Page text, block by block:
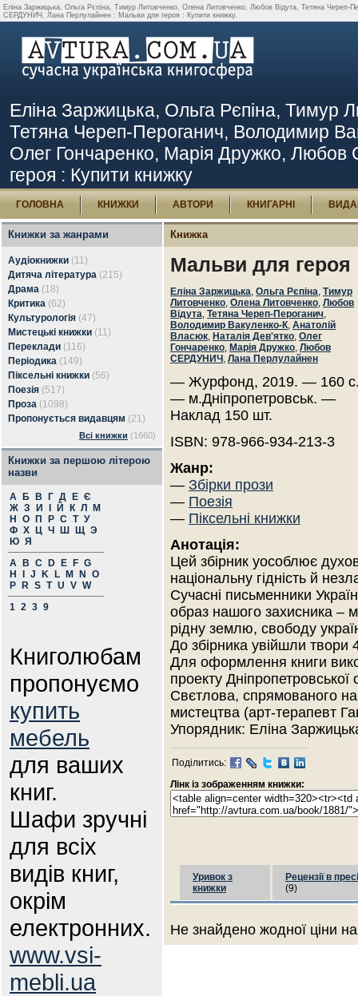
Еліна Заржицька, Ольга Рєпіна, Тимур Литовченко, Олена Литовченко, Любов Відута, Тетяна
СЕРДУНИЧ, Лана Перлулайнен : Мальви для героя : Купити книжку.
Еліна Заржицька, Ольга Рєпіна, Тимур
Тетяна Череп-Пероганич, Володимир
Олег Гончаренко, Марія Дружко,
героя : Купити книжку
ГОЛОВНА КНИЖКИ АВТОРИ КНИГАРНІ
Книжки за жанрами
Аудіокнижки (11)
Дитяча література (215)
Драма (18)
Критика (62)
Культурологія (47)
Мистецькі книжки (11)
Переклади (116)
Періодика (149)
Піксельні книжки (56)
Поезія (517)
Проза (1098)
Пропонується видавцям (21)
Всі книжки (1660)
Книжки за першою літерою
назви
А Б В Г Д Е Є
Ж З И Й К Л
М
Н
О П Р С Т У
Ф Х Ц Ч Ш Щ Э
Ю Я
A
B C D E F G
H
J K L M N
O
P
R S T U V W
1 2 3 9
Книголюбам
пропонуємо
купить
мебель
для ваших
книг.
Шафи зручні
для всіх
видів книг,
окрім
електронних.
www.vsi-
mebli.ua
Книжка
Мальви для героя
Еліна Заржицька, Ольга Рєпіна, Тимур
Литовченко, Олена Литовченко, Любов
Відута, Тетяна Череп-Пероганич,
Володимир Вакуленко-К, Анатолій
Власюк, Наталія Дев'ятко, Олег
Гончаренко, Марія Дружко, Любов
СЕРДУНИЧ , Лана Перлулайнен
— Журфонд, 2019. — 160
— м.Дніпропетровськ. —
Наклад 150 шт.
ISBN: 978-966-934-213-3
Жанр:
— Збірки прози
— Поезія
— Піксельні книжки
Анотація:
Цей збірник уособлює
національну гідність й
Сучасні письменники
образ нашого захисника –
рідну землю, свободу
До збірника увійшли твори
Для оформлення книги
проекту
Свєтлова, спрямованого
мистецтва (арт-терапевт
Упорядник: Еліна
Поділитись:
Лінк із зображенням книжки:
Уривок з
книжки
Рецензії в пресі
(9)
Не знайдено жодної ціни